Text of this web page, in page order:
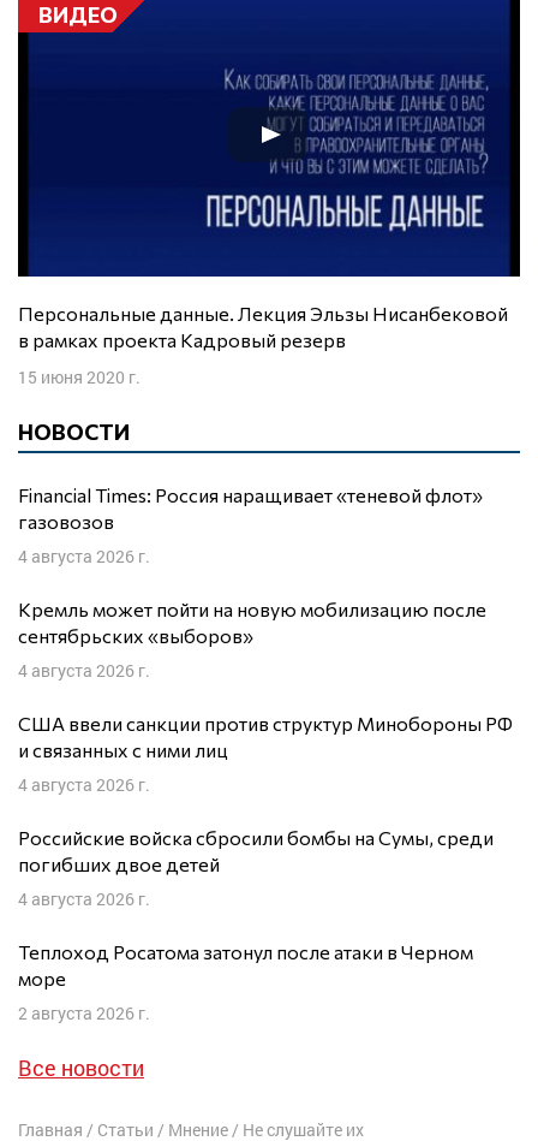
ВИДЕО
Персональные данные. Лекция Эльзы Нисанбековой
в рамках проекта Кадровый резерв
15 июня 2020 г.
НОВОСТИ
Financial Times: Россия наращивает «теневой флот»
газовозов
4 августа 2026 г.
Кремль может пойти на новую мобилизацию после
сентябрьских «выборов»
4 августа 2026 г.
США ввели санкции против структур Минобороны РФ
и связанных с ними лиц
4 августа 2026 г.
Российские войска сбросили бомбы на Сумы, среди
погибших двое детей
4 августа 2026 г.
Теплоход Росатома затонул после атаки в Черном
море
2 августа 2026 г.
Все новости
Главная / Статьи / Мнение/ Не слушайте их